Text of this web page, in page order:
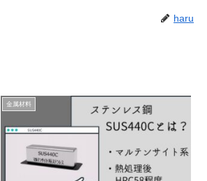
haru
金属材料